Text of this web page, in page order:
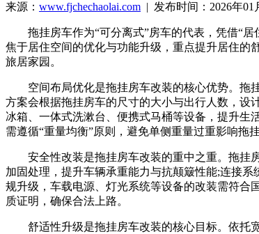
来源： www.fjchechaolai.com | 发布时间：2026年01
拖挂房车作为“可分离式”房车的代表，凭借“居
焦于居住空间的优化与功能升级，重点提升居住的
旅居家园。
空间布局优化是拖挂房车改装的核心优势。拖挂
方案会根据拖挂房车的尺寸的大小与出行人数，设
冰箱、一体式洗漱台、便携式马桶等设备，提升生
需遵循“重量均衡”原则，避免单侧重量过重影响拖
安全性改装是拖挂房车改装的重中之重。拖挂房
加固处理，提升车辆承重能力与抗颠簸性能;连接
规升级，车载电源、灯光系统等设备的改装需符合
质证明，确保合法上路。
舒适性升级是拖挂房车改装的核心目标。依托宽